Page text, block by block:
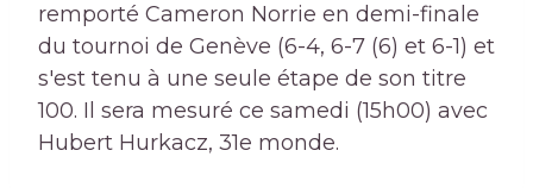
remporté Cameron Norrie en demi-finale
du tournoi de Genève (6-4, 6-7 (6) et 6-1) et
s'est tenu à une seule étape de son titre
100. Il sera mesuré ce samedi (15h00) avec
Hubert Hurkacz, 31e monde.